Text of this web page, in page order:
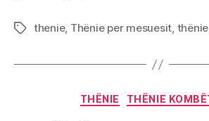
Tagsthenie, Thënie per mesuesit,
THËNIE THËNIE